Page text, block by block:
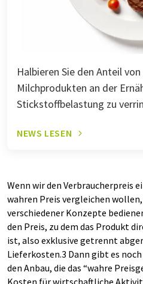
Halbieren Sie den Anteil
Milchprodukten an der
Stickstoffbelastung zu
NEWS LESEN
Wenn wir den Verbraucherpreis
wahren Preis vergleichen
verschiedener Konzepte
den Preis, zu dem das Produkt
ist, also exklusive getrennt
Lieferkosten.3 Dann gibt es
den Anbau, die das “wahre